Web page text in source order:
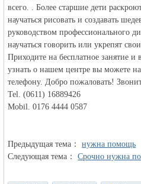
Германии -
всего. . Более старшие дети
научаться рисовать и создавать
руководством профессионального
научаться говорить или укрепят
Приходите на бесплатное занятие
узнать о нашем центре вы можете
телефону. Добро пожаловать!
Tel. (0611) 16889426
Mobil. 0176 4444 0587
Предыдущая тема：нужна помощь
Следующая тема：Срочно нужна